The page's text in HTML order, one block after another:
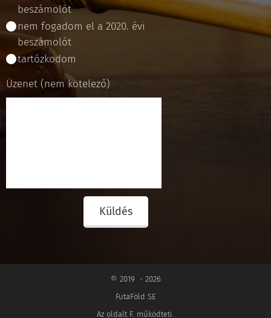
beszámolót
nem fogadom el a 2020. évi
beszámolót
tartózkodom
Üzenet (nem kötelező)
Küldés
© 2019 - 2026
FutaFöld SE
Az oldalt F. működteti.